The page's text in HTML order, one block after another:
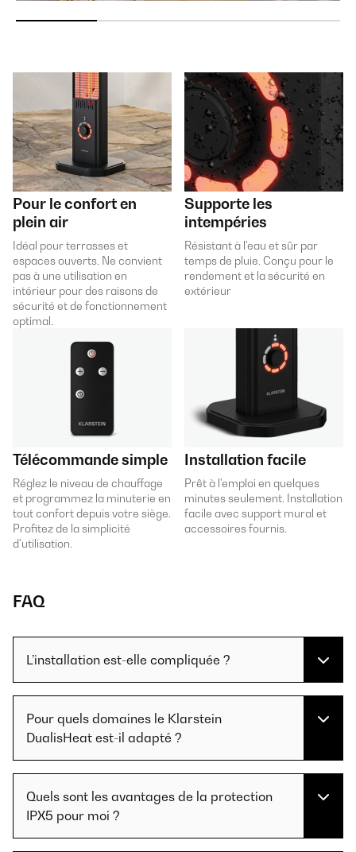
Pour le confort en
plein air
Idéal pour terrasses et
espaces ouverts. Ne convient
pas à une utilisation en
intérieur pour des raisons de
sécurité et de fonctionnement
optimal.
Supporte les
intempéries
Résistant à l'eau et sûr par
temps de pluie. Conçu pour le
rendement et la sécurité en
extérieur
Télécommande simple
Réglez le niveau de chauffage
et programmez la minuterie en
tout confort depuis votre siège.
Profitez de la simplicité
d'utilisation.
Installation facile
Prêt à l'emploi en quelques
minutes seulement. Installation
facile avec support mural et
accessoires fournis.
FAQ
L’installation est-elle compliquée ?
Pour quels domaines le Klarstein
DualisHeat est-il adapté ?
Quels sont les avantages de la protection
IPX5 pour moi ?